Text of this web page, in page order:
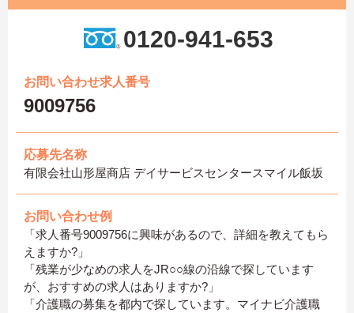
0120-941-653
お問い合わせ求人番号
9009756
応募先名称
有限会社山形屋商店 デイサービスセンタースマイル飯坂
お問い合わせ例
「求人番号9009756に興味があるので、詳細を教えてもら
えますか?」
「残業が少なめの求人をJR○○線の沿線で探しています
が、おすすめの求人はありますか?」
「介護職の募集を都内で探しています。マイナビ介護職